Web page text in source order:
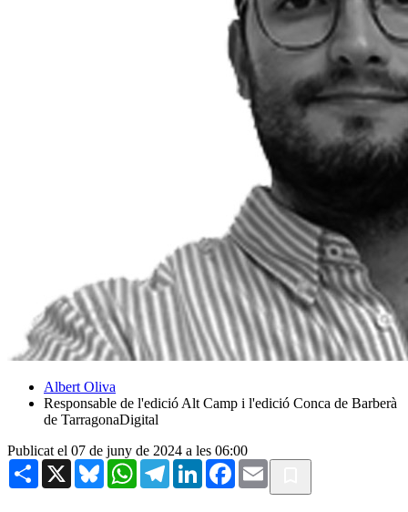
Albert Oliva
Responsable de l'edició Alt Camp i l'edició Conca de Barberà
de TarragonaDigital
Publicat el 07 de juny de 2024 a les 06:00
Share X BlueskyWhatsAppTelegramLinkedInFacebook
Email